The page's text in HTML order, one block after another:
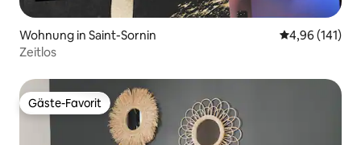
Wohnung in Saint-Sornin
4,96 (141)
Zeitlos
Gäste-Favorit
Gäste-Favorit